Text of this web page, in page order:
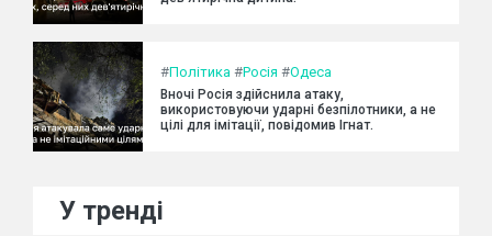
#Політика #Росія #Одеса
Вночі Росія здійснила атаку,
використовуючи ударні безпілотники, а не
цілі для імітації, повідомив Ігнат.
У тренді